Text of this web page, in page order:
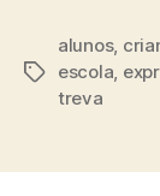
Tags
alunos,
escola,
treva